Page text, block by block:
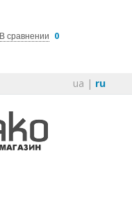
В сравнении 0
ua | ru